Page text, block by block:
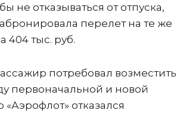
не отказываться от отпуска,
перелет на те же
404 тыс. руб.
потребовал возместить
первоначальной и новой
отказался